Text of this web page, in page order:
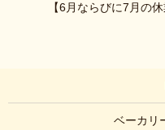
【6月ならびに7月の
ベーカリ